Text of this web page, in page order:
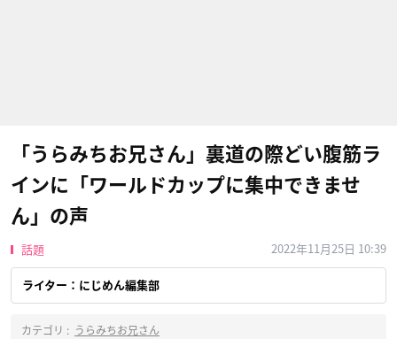
「うらみちお兄さん」裏道の際どい腹筋ラ
インに「ワールドカップに集中できませ
ん」の声
話題 2022年11月25日 10:39
ライター：にじめん編集部
カテゴリ : うらみちお兄さん